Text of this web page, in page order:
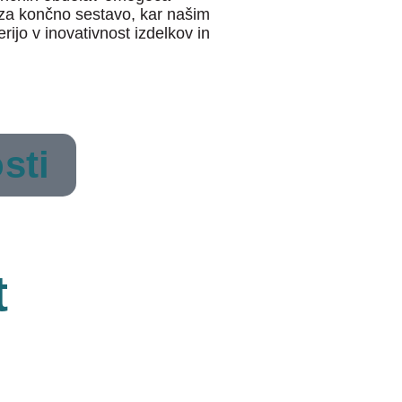
končno sestavo, kar našim
v inovativnost izdelkov in